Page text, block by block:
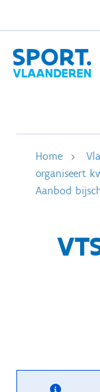
Home
organiseert
Aanbod